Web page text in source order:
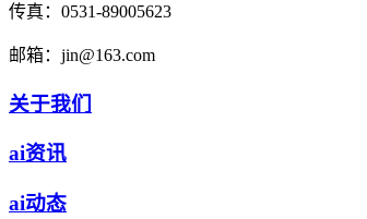
传真： 0531-89005623
邮箱： jin@163.com
关于我们
ai资讯
ai动态